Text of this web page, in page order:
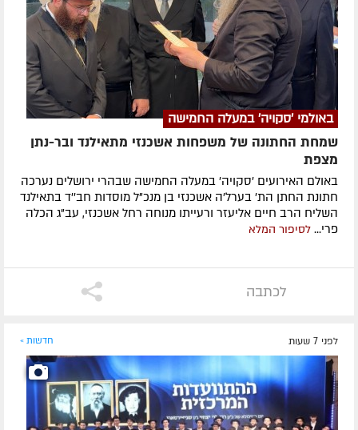
באולמי 'סקויה' במעלה החמישה
שמחת החתונה של משפחות אשכנזי מתאילנד ובר-נתן
מצפת
באולם האירועים 'סקויה' במעלה החמישה שבהרי ירושלים נערכה
חתונת החתן הת' בערל'ה אשכנזי בן מנכ"ל מוסדות חב''ד בתאילנד
השליח הרב חיים אליעזר ורעייתו מנוחה רחל אשכנזי, עב"ג הכלה
פרי... לסיפור המלא
לכתבה
לפני 7 שעות חדשות »